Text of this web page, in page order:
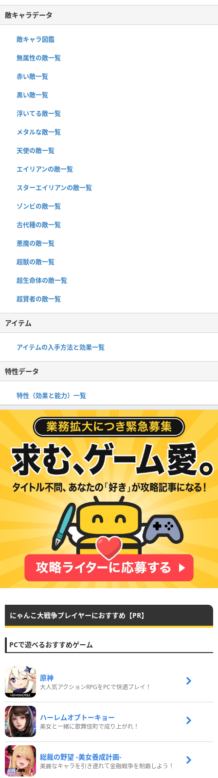
敵キャラデータ
敵キャラ図鑑
無属性の敵一覧
赤い敵一覧
黒い敵一覧
浮いてる敵一覧
メタルな敵一覧
天使の敵一覧
エイリアンの敵一覧
スターエイリアンの敵一覧
ゾンビの敵一覧
古代種の敵一覧
悪魔の敵一覧
超獣の敵一覧
超生命体の敵一覧
超賢者の敵一覧
アイテム
アイテムの入手方法と効果一覧
特性データ
特性（効果と能力）一覧
にゃんこ大戦争プレイヤーにおすすめ【PR】
PCで遊べるおすすめゲーム
原神
大人気アクションRPGをPCで快適プレイ！
ハーレムオブトーキョー
美女と一緒に歌舞伎町で成り上がれ！
総裁の野望 -美女養成計画-
美麗なキャラを引き連れて金融戦争を制覇しよう！